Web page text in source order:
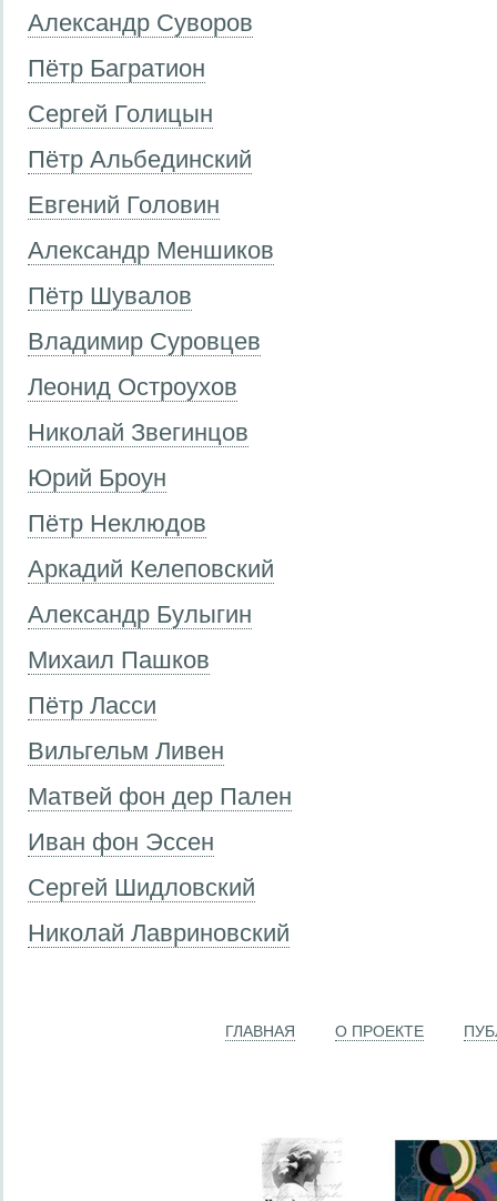
Александр Суворов
Пётр Багратион
Сергей Голицын
Пётр Альбединский
Евгений Головин
Александр Меншиков
Пётр Шувалов
Владимир Суровцев
Леонид Остроухов
Николай Звегинцов
Юрий Броун
Пётр Неклюдов
Аркадий Келеповский
Александр Булыгин
Михаил Пашков
Пётр Ласси
Вильгельм Ливен
Матвей фон дер Пален
Иван фон Эссен
Сергей Шидловский
Николай Лавриновский
ГЛАВНАЯ О ПРОЕКТЕ